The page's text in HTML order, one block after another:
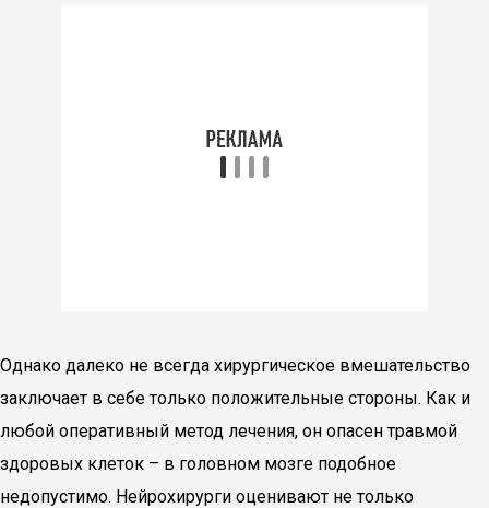
Однако далеко не всегда хирургическое вмешательство
заключает в себе только положительные стороны. Как и
любой оперативный метод лечения, он опасен травмой
здоровых клеток – в головном мозге подобное
недопустимо. Нейрохирурги оценивают не только